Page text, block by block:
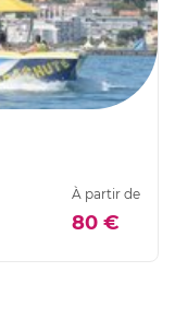
À partir de
80 €